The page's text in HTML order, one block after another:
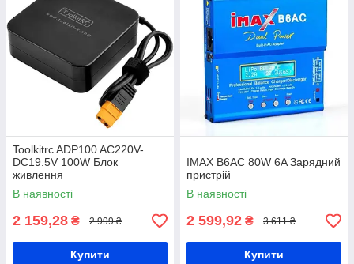
Toolkitrc ADP100 AC220V-
DC19.5V 100W Блок
живлення
В наявності
2 159,28 ₴ 2 999 ₴
Купити
IMAX B6AC 80W 6A Зарядний
пристрій
В наявності
2 599,92 ₴ 3 611 ₴
Купити